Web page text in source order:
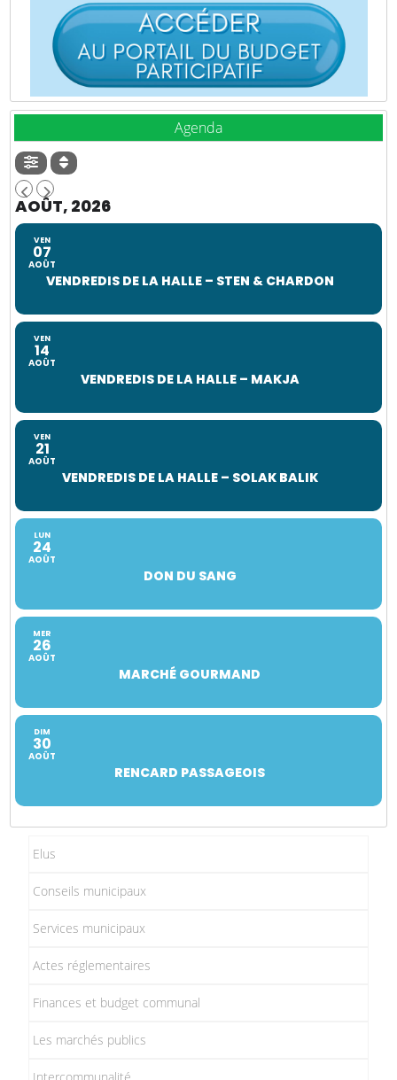
Agenda
AOÛT, 2026
VEN
07
AOÛT
VENDREDIS DE LA HALLE – STEN & CHARDON
VEN
14
AOÛT
VENDREDIS DE LA HALLE – MAKJA
VEN
21
AOÛT
VENDREDIS DE LA HALLE – SOLAK BALIK
LUN
24
AOÛT
DON DU SANG
MER
26
AOÛT
MARCHÉ GOURMAND
DIM
30
AOÛT
RENCARD PASSAGEOIS
Elus
Conseils municipaux
Services municipaux
Actes réglementaires
Finances et budget communal
Les marchés publics
Intercommunalité